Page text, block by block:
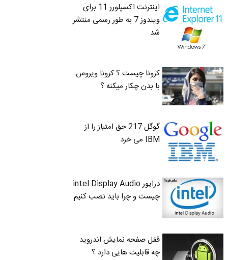
اینترنت اکسپلورر 11 برای
ویندوز 7 به طور رسمی منتشر
شد
کرونا چیست ؟ کرونا ویروس
با بدن چکار میکنه ؟
گوگل 217 حق امتیاز را از
IBM می خرد
درایور intel Display Audio
چیست و چرا باید نصب کنیم
قفل صفحه نمایش اندروید
چه قابلیت هایی دارد ؟